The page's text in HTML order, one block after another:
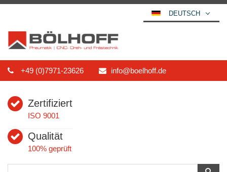
+49 (0)7971-23626 info@boelhoff.de
DEUTSCH
POLSKI
Zertifiziert
ISO 9001
Qualität
100% geprüft